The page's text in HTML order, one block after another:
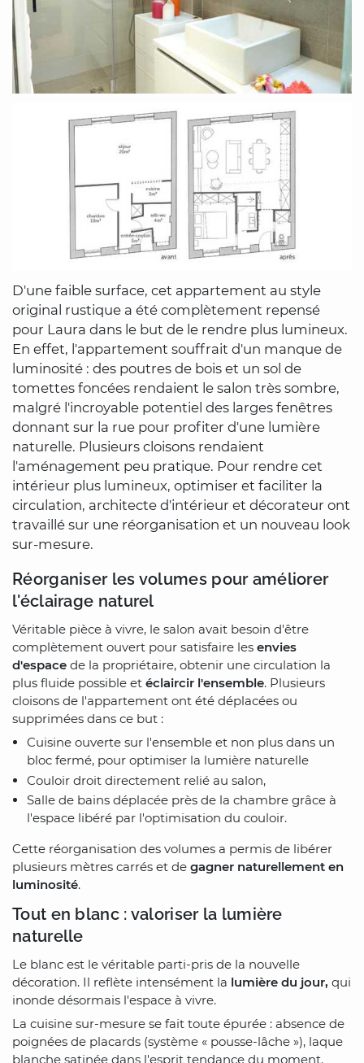
D'une faible surface, cet appartement au style
original rustique a été complètement repensé
pour Laura dans le but de le rendre plus lumineux.
En effet, l'appartement souffrait d'un manque de
luminosité : des poutres de bois et un sol de
tomettes foncées rendaient le salon très sombre,
malgré l'incroyable potentiel des larges fenêtres
donnant sur la rue pour profiter d'une lumière
naturelle. Plusieurs cloisons rendaient
l'aménagement peu pratique. Pour rendre cet
intérieur plus lumineux, optimiser et faciliter la
circulation, architecte d'intérieur et décorateur ont
travaillé sur une réorganisation et un nouveau look
sur-mesure.
Réorganiser les volumes pour améliorer
l'éclairage naturel
Véritable pièce à vivre, le salon avait besoin d'être
complètement ouvert pour satisfaire les envies
d'espace de la propriétaire, obtenir une circulation la
plus fluide possible et éclaircir l'ensemble. Plusieurs
cloisons de l'appartement ont été déplacées ou
supprimées dans ce but :
Cuisine ouverte sur l'ensemble et non plus dans un
bloc fermé, pour optimiser la lumière naturelle
Couloir droit directement relié au salon,
Salle de bains déplacée près de la chambre grâce à
l'espace libéré par l'optimisation du couloir.
Cette réorganisation des volumes a permis de libérer
plusieurs mètres carrés et de gagner naturellement en
luminosité.
Tout en blanc : valoriser la lumière
naturelle
Le blanc est le véritable parti-pris de la nouvelle
décoration. Il reflète intensément la lumière du jour, qui
inonde désormais l'espace à vivre.
La cuisine sur-mesure se fait toute épurée : absence de
poignées de placards (système « pousse-lâche »), laque
blanche satinée dans l'esprit tendance du moment.